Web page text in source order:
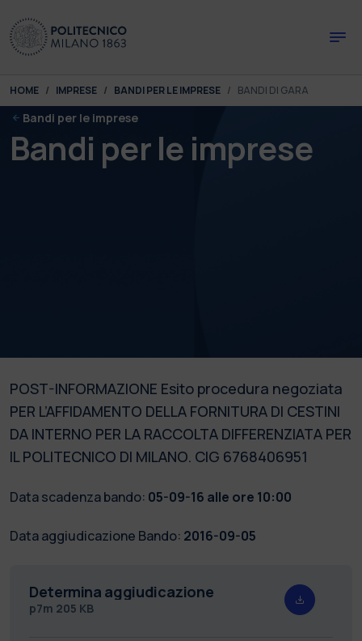
You are here:
HOME IMPRESE BANDI PER LE IMPRESE BANDI DI GARA
Bandi per le imprese
Bandi per le imprese
POST-INFORMAZIONE Esito procedura negoziata
PER L’AFFIDAMENTO DELLA FORNITURA DI CESTINI
DA INTERNO PER LA RACCOLTA DIFFERENZIATA PER
IL POLITECNICO DI MILANO. CIG 6768406951
Data scadenza bando: 05-09-16 alle ore 10:00
Data aggiudicazione Bando: 2016-09-05
Determina aggiudicazione
p7m 205 KB